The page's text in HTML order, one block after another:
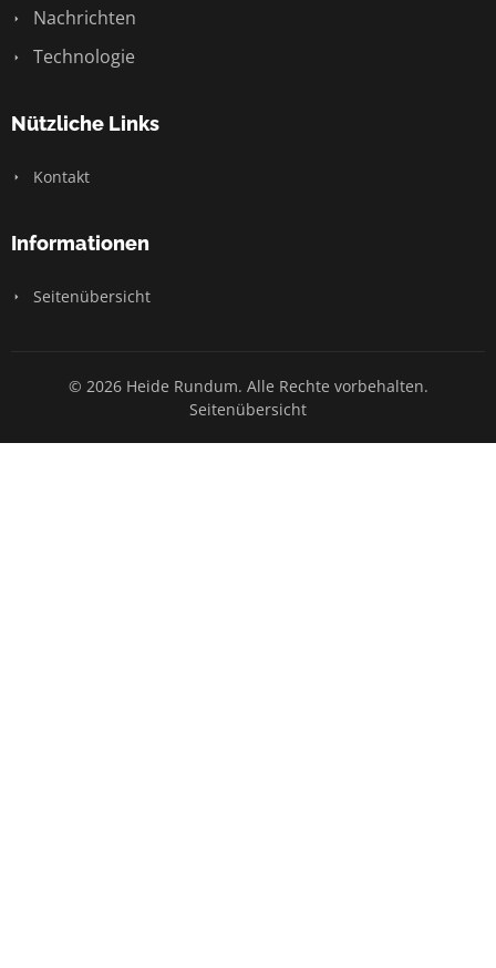
Nachrichten
Technologie
Nützliche Links
Kontakt
Informationen
Seitenübersicht
© 2026 Heide Rundum. Alle Rechte vorbehalten.
Seitenübersicht